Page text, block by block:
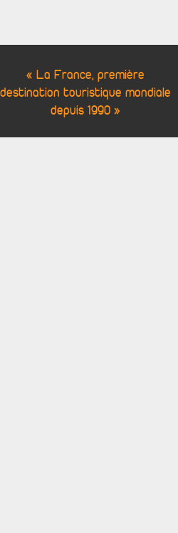
« La France, première
destination touristique mondiale
depuis 1990 »